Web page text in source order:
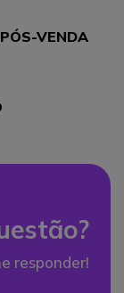
VENDA
responder!